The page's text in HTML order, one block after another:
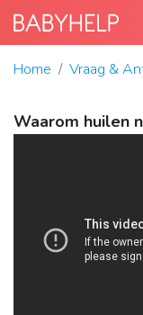
Home Vraag &
Waarom huilen